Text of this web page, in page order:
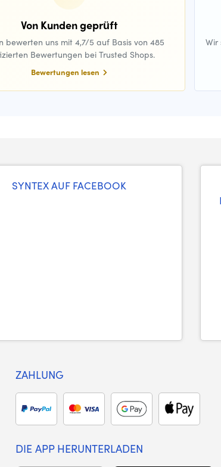
Von Kunden geprüft
bewerten uns mit 4,7/5 auf Basis von 485
Bewertungen bei Trusted Shops.
Bewertungen lesen
Wir
SYNTEX AUF FACEBOOK
ZAHLUNG
DIE APP HERUNTERLADEN